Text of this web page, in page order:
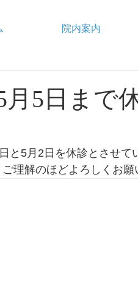
院内案内
月5日まで
と5月2日を休診とさせ
理解のほどよろしくお願